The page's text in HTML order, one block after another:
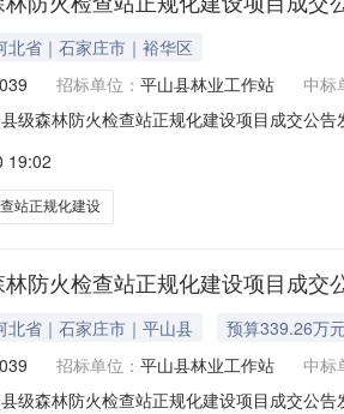
北省｜石家庄市｜裕华区
招标单位： 平山县林业工作站
中标
级森林防火检查站正规化建设项目成交公
规化建设项目成交公告(中标公告期限为1
19:02
站正规化建设
防火检查站正规化建设项目成交
北省｜石家庄市｜平山县
预算339.26万
招标单位： 平山县林业工作站
中标
级森林防火检查站正规化建设项目成交公